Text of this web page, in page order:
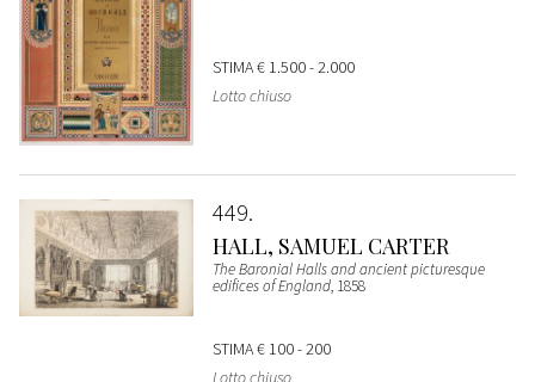
STIMA€ 1.500 - 2.000
Lotto chiuso
449
HALL, SAMUEL CARTER
The Baronial Halls and ancient picturesque
edifices of England, 1858
STIMA€ 100 - 200
Lotto chiuso